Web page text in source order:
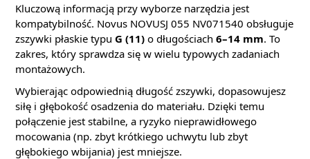
Kluczową informacją przy wyborze narzędzia jest
kompatybilność. Novus NOVUSJ 055 NV071540 obsługuje
zszywki płaskie typu G (11) o długościach 6–14 mm. To
zakres, który sprawdza się w wielu typowych zadaniach
montażowych.
Wybierając odpowiednią długość zszywki, dopasowujesz
siłę i głębokość osadzenia do materiału. Dzięki temu
połączenie jest stabilne, a ryzyko nieprawidłowego
mocowania (np. zbyt krótkiego uchwytu lub zbyt
głębokiego wbijania) jest mniejsze.